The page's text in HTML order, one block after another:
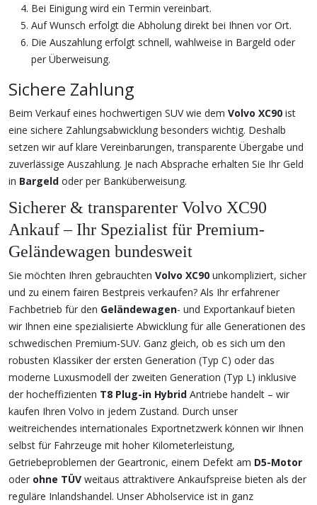
Bei Einigung wird ein Termin vereinbart.
Auf Wunsch erfolgt die Abholung direkt bei Ihnen vor Ort.
Die Auszahlung erfolgt schnell, wahlweise in Bargeld oder
per Überweisung.
Sichere Zahlung
Beim Verkauf eines hochwertigen SUV wie dem Volvo XC90 ist
eine sichere Zahlungsabwicklung besonders wichtig. Deshalb
setzen wir auf klare Vereinbarungen, transparente Übergabe und
zuverlässige Auszahlung. Je nach Absprache erhalten Sie Ihr Geld
in Bargeld oder per Banküberweisung.
Sicherer & transparenter Volvo XC90
Ankauf – Ihr Spezialist für Premium-
Geländewagen bundesweit
Sie möchten Ihren gebrauchten Volvo XC90 unkompliziert, sicher
und zu einem fairen Bestpreis verkaufen? Als Ihr erfahrener
Fachbetrieb für den Geländewagen- und Exportankauf bieten
wir Ihnen eine spezialisierte Abwicklung für alle Generationen des
schwedischen Premium-SUV. Ganz gleich, ob es sich um den
robusten Klassiker der ersten Generation (Typ C) oder das
moderne Luxusmodell der zweiten Generation (Typ L) inklusive
der hocheffizienten T8 Plug-in Hybrid Antriebe handelt – wir
kaufen Ihren Volvo in jedem Zustand. Durch unser
weitreichendes internationales Exportnetzwerk können wir Ihnen
selbst für Fahrzeuge mit hoher Kilometerleistung,
Getriebeproblemen der Geartronic, einem Defekt am D5-Motor
oder ohne TÜV weitaus attraktivere Ankaufspreise bieten als der
reguläre Inlandshandel. Unser Abholservice ist in ganz